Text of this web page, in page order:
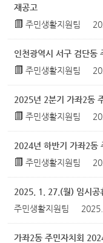
재공고
주민생활지원팀
인천광역시 서구 검단동
주민생활지원팀
2025년 2분기 가좌2동
주민생활지원팀
2024년 하반기 가좌2동
주민생활지원팀
2025. 1. 27.(월) 임시공
주민생활지원팀
가좌2동 주민자치회